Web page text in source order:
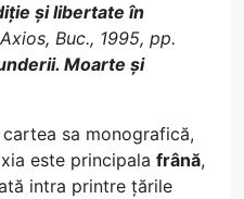
și libertate în
Buc., 1995, pp.
Moarte și
sa monografică,
este principala frână,
intra printre țările